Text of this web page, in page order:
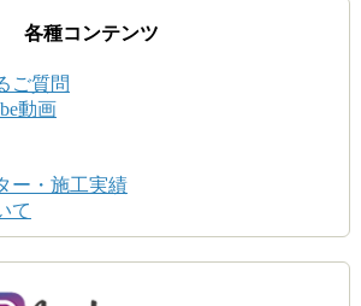
各種コンテンツ
ご質問
動画
ー・施工実績
て